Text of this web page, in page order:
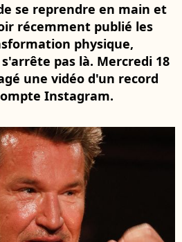
se reprendre en main et
récemment publié les
physique,
pas là. Mercredi 18
une vidéo d'un record
Instagram.